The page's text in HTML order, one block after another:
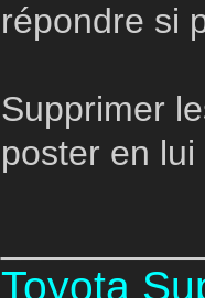
répondre si
Supprimer
poster en
Toyota